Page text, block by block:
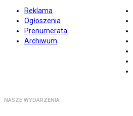
Reklama
Ogłoszenia
Prenumerata
Archiwum
NASZE WYDARZENIA